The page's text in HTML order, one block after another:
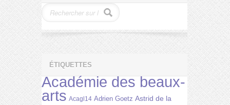
ÉTIQUETTES
Académie des beaux-
arts Acagl14 Adrien Goetz Astrid de la